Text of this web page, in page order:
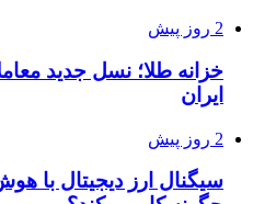
2 روز پیش
خزانه طلا؛ نسل جدید
ایران
2 روز پیش
سیگنال ارز دیجیتال